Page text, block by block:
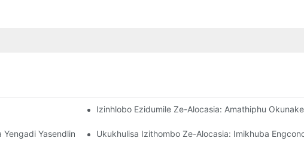
Eziqinile NgempumeleloIzinhlobo Ezidumile Ze-Alocasia: Amathiphu
Yasendlini Ukukhulisa Izithombo Ze-Alocasia: Imikhuba